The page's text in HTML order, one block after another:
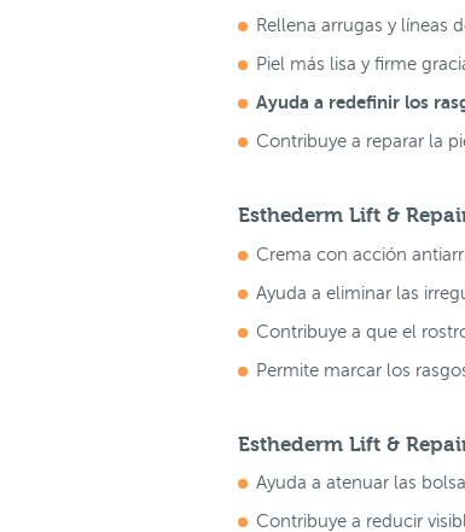
Rellena arrugas y líneas
Piel más lisa y firme
Ayuda a redefinir los
Contribuye a reparar la
Esthederm Lift &
Crema con acción
Ayuda a eliminar las
Contribuye a que el
Permite marcar los
Esthederm Lift &
Ayuda a atenuar las
Contribuye a reducir